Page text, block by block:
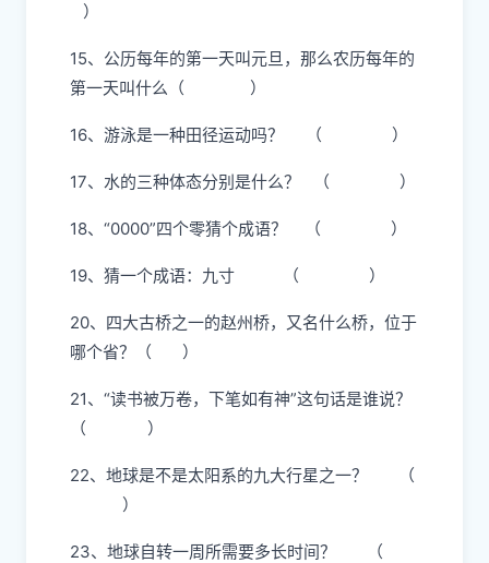
）
15、公历每年的第一天叫元旦，那么农历每年的
第一天叫什么（ ）
16、游泳是一种田径运动吗？ （ ）
17、水的三种体态分别是什么？ （ ）
18、“0000”四个零猜个成语？ （ ）
19、猜一个成语：九寸 （ ）
20、四大古桥之一的赵州桥，又名什么桥，位于
哪个省？（ ）
21、“读书被万卷，下笔如有神”这句话是谁说？
（ ）
22、地球是不是太阳系的九大行星之一？ （
）
23、地球自转一周所需要多长时间？ （